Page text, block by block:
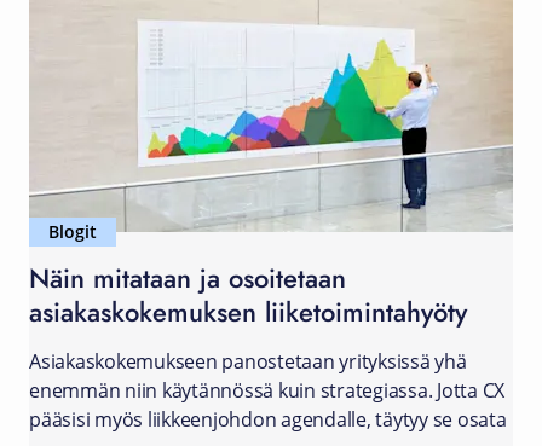
Blogit
Näin mitataan ja osoitetaan
asiakaskokemuksen liiketoimintahyöty
Asiakaskokemukseen panostetaan yrityksissä yhä
enemmän niin käytännössä kuin strategiassa. Jotta CX
pääsisi myös liikkeenjohdon agendalle, täytyy se osata